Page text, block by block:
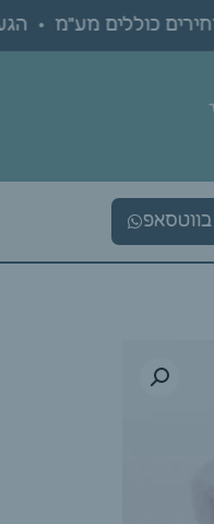
כוללים מע"מ • הגעה